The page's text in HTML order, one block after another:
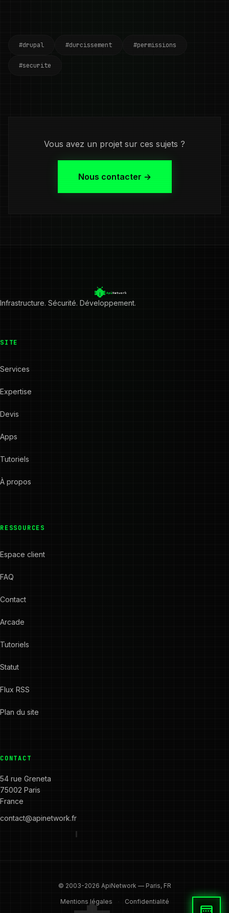
#drupal #durcissement #permissions
#securite
Vous avez un projet sur ces sujets ?
Nous contacter →
Infrastructure. Sécurité. Développement.
SITE
Services
Expertise
Devis
Apps
Tutoriels
À propos
RESSOURCES
Espace client
FAQ
Contact
Arcade
Tutoriels
Statut
Flux RSS
Plan du site
CONTACT
54 rue Greneta
75002 Paris
France
contact@apinetwork.fr
© 2003-2026 ApiNetwork — Paris, FR
Mentions légales Confidentialité